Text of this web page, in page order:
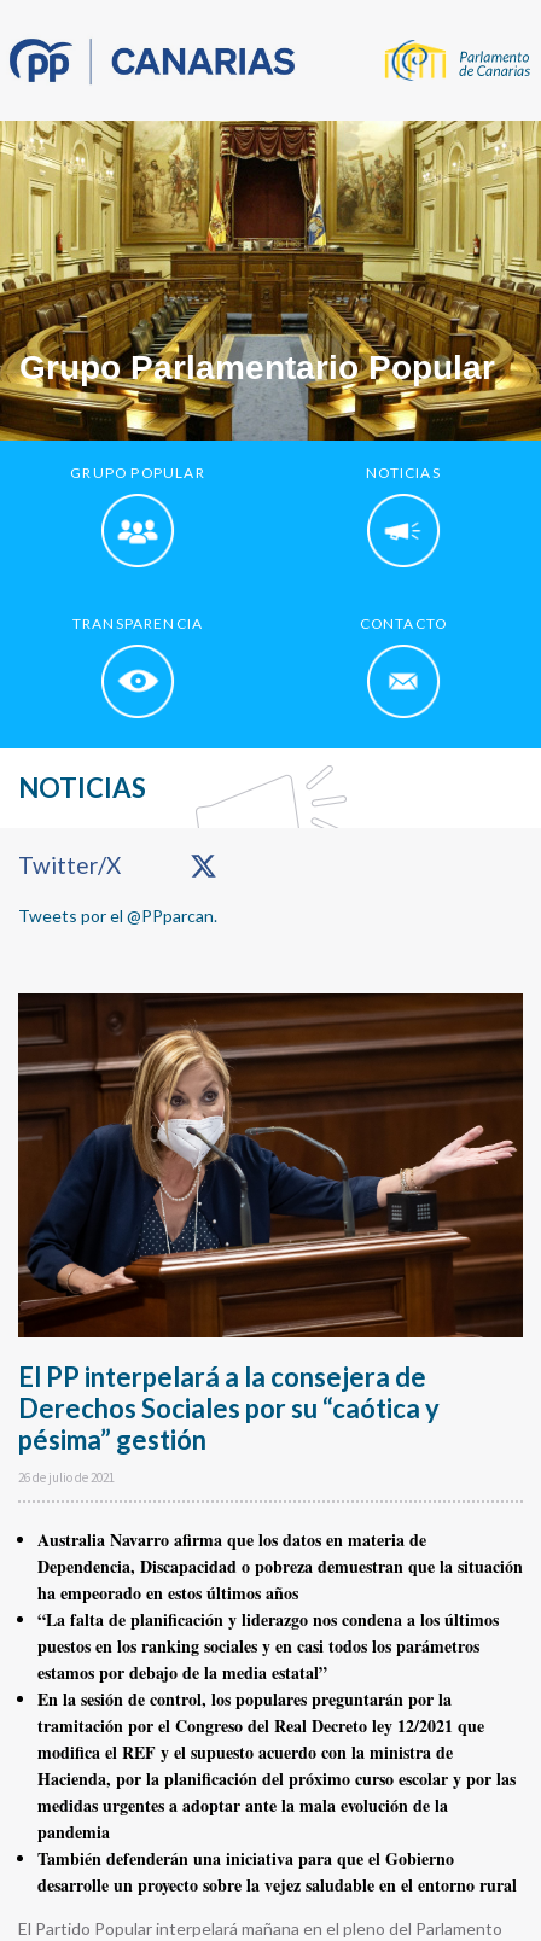
Grupo Parlamentario Popular
GRUPO POPULAR NOTICIAS
TRANSPARENCIA CONTACTO
NOTICIAS
El PP interpelará a la consejera de
Derechos Sociales por su “caótica y
pésima” gestión
26 de julio de 2021
Australia Navarro afirma que los datos en materia de
Dependencia, Discapacidad o pobreza demuestran que la situación
ha empeorado en estos últimos años
“La falta de planificación y liderazgo nos condena a los últimos
puestos en los ranking sociales y en casi todos los parámetros
estamos por debajo de la media estatal”
En la sesión de control, los populares preguntarán por la
tramitación por el Congreso del Real Decreto ley 12/2021 que
modifica el REF y el supuesto acuerdo con la ministra de
Hacienda, por la planificación del próximo curso escolar y por las
medidas urgentes a adoptar ante la mala evolución de la
pandemia
También defenderán una iniciativa para que el Gobierno
desarrolle un proyecto sobre la vejez saludable en el entorno rural
El Partido Popular interpelará mañana en el pleno del Parlamento
Primary
Twitter/X
Tweets por el @PPparcan.